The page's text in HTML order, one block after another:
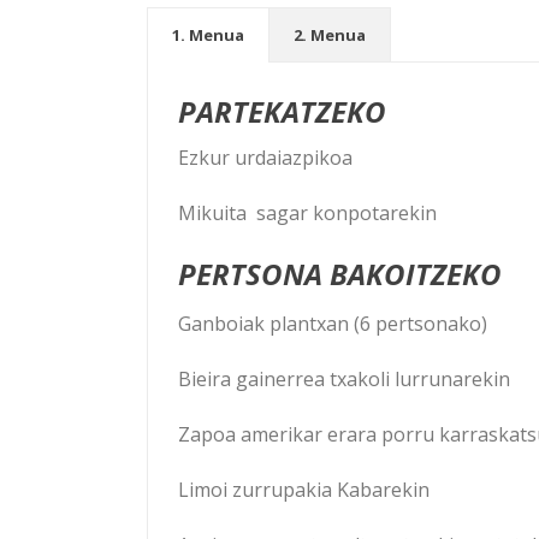
1. Menua 2. Menua
PARTEKATZEKO
Ezkur urdaiazpikoa
Mikuita sagar konpotarekin
PERTSONA BAKOITZEKO
Ganboiak plantxan (6 pertsonako)
Bieira gainerrea txakoli lurrunarekin
Zapoa amerikar erara porru
Limoi zurrupakia Kabarekin